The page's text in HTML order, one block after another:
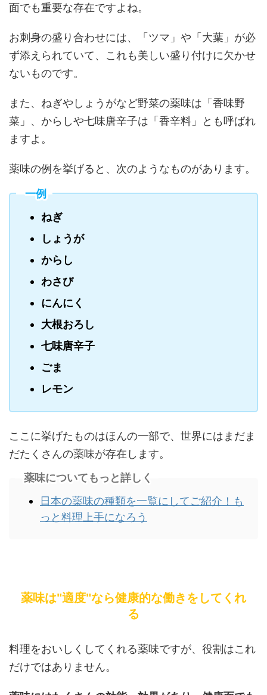
面でも重要な存在ですよね。
お刺身の盛り合わせには、「ツマ」や「大葉」が必
ず添えられていて、これも美しい盛り付けに欠かせ
ないものです。
また、ねぎやしょうがなど野菜の薬味は「香味野
菜」、からしや七味唐辛子は「香辛料」とも呼ばれ
ますよ。
薬味の例を挙げると、次のようなものがあります。
一例
ねぎ
しょうが
からし
わさび
にんにく
大根おろし
七味唐辛子
ごま
レモン
ここに挙げたものはほんの一部で、世界にはまだま
だたくさんの薬味が存在します。
薬味についてもっと詳しく
日本の薬味の種類を一覧にしてご紹介！も
っと料理上手になろう
薬味は"適度"なら健康的な働きをしてくれ
る
料理をおいしくしてくれる薬味ですが、役割はこれ
だけではありません。